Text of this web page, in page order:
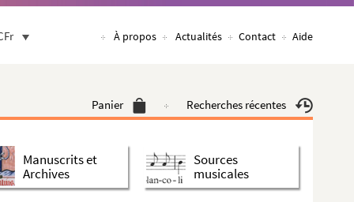
À propos Actualités Contact Aide
Panier Recherches récentes
Manuscrits et
Archives
Sources
musicales